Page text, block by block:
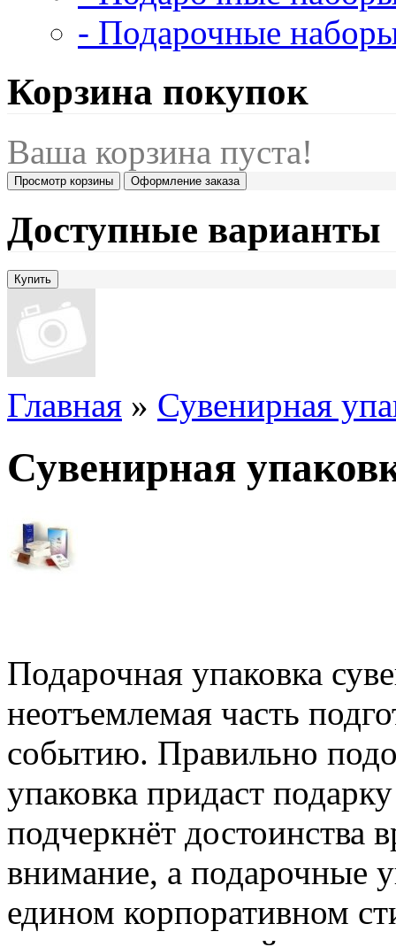
- Подарочные
Корзина покупок
Ваша корзина пуста!
Просмотр корзины Оформление заказа
Доступные варианты
Главная » Сувенирная
Сувенирная
Подарочная упаковка
неотъемлемая часть
событию. Правильно
упаковка придаст
подчеркнёт достоинства
внимание, а подарочные
едином корпоративном